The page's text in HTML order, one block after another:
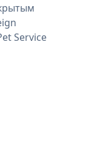
Service